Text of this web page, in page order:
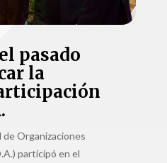
pasado
la
de Organizaciones
participó en el